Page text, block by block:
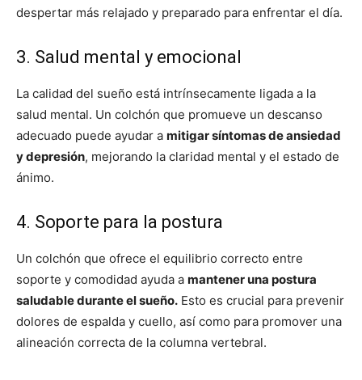
despertar más relajado y preparado para enfrentar el día.
3. Salud mental y emocional
La calidad del sueño está intrínsecamente ligada a la
salud mental. Un colchón que promueve un descanso
adecuado puede ayudar a mitigar síntomas de ansiedad
y depresión, mejorando la claridad mental y el estado de
ánimo.
4. Soporte para la postura
Un colchón que ofrece el equilibrio correcto entre
soporte y comodidad ayuda a mantener una postura
saludable durante el sueño. Esto es crucial para prevenir
dolores de espalda y cuello, así como para promover una
alineación correcta de la columna vertebral.